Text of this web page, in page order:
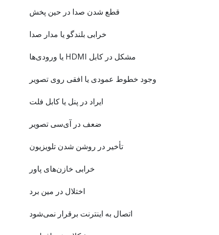
قطع شدن صدا در حین پخش
خرابی بلندگو یا مدار صدا
مشکل در کابل HDMI یا ورودی‌ها
وجود خطوط عمودی یا افقی روی تصویر
ایراد در پنل یا کابل فلت
ضعف در آی‌سی تصویر
تأخیر در روشن شدن تلویزیون
خرابی خازن‌های پاور
اختلال در مین برد
اتصال به اینترنت برقرار نمی‌شود